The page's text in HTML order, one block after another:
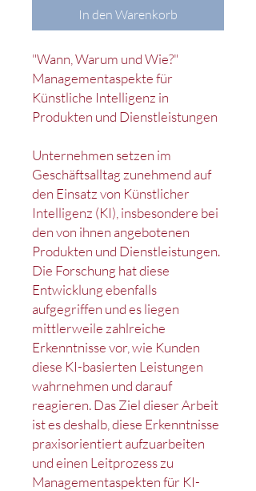
In den Warenkorb
"Wann, Warum und Wie?"
Managementaspekte für
Künstliche Intelligenz in
Produkten und Dienstleistungen
Unternehmen setzen im
Geschäftsalltag zunehmend auf
den Einsatz von Künstlicher
Intelligenz (KI), insbesondere bei
den von ihnen angebotenen
Produkten und Dienstleistungen.
Die Forschung hat diese
Entwicklung ebenfalls
aufgegriffen und es liegen
mittlerweile zahlreiche
Erkenntnisse vor, wie Kunden
diese KI-basierten Leistungen
wahrnehmen und darauf
reagieren. Das Ziel dieser Arbeit
ist es deshalb, diese Erkenntnisse
praxisorientiert aufzuarbeiten
und einen Leitprozess zu
Managementaspekten für KI-